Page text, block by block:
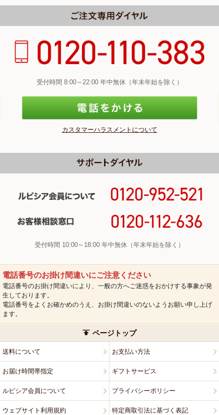
受付時間 8:00～22:00 年中無休（年末年始を除く）
カスタマーハラスメントについて
受付時間 10:00～18:00 年中無休（年末年始を除く）
電話番号のお掛け間違いにご注意ください
電話番号のお掛け間違いにより、一般の方へご迷惑をおかけする事象が発
生しております。
電話番号をよくお確かめのうえ、お掛け間違いのないようお願い申し上げ
ます。
ページトップ
送料について お支払い方法
お届け時間帯指定 ギフトサービス
ルピシア会員について プライバシーポリシー
ウェブサイト利用規約 特定商取引法に基づく表記